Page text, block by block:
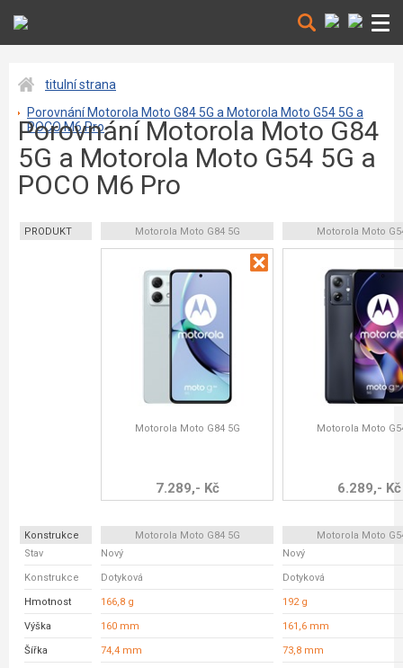
titulní strana
Porovnání Motorola Moto G84 5G a Motorola Moto G54 5G a
POCO M6 Pro
Porovnání Motorola Moto G84
5G a Motorola Moto G54 5G a
POCO M6 Pro
PRODUKT Motorola Moto G84 5G Motorola Moto
Motorola Moto G84 5G
7.289,- Kč
Motorola Moto
6.289,- Kč
Konstrukce Motorola Moto G84 5G
Motorola Moto
Stav
Nový Nový
Konstrukce Dotyková Dotyková
Hmotnost 166,8 g 192 g
Výška 160 mm 161,6 mm
Šířka 74,4 mm 73,8 mm